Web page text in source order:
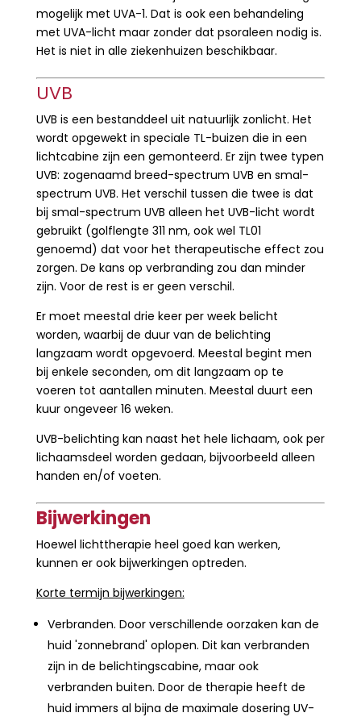
mogelijk met UVA-1. Dat is ook een behandeling
met UVA-licht maar zonder dat psoraleen nodig is.
Het is niet in alle ziekenhuizen beschikbaar.
UVB
UVB is een bestanddeel uit natuurlijk zonlicht. Het
wordt opgewekt in speciale TL-buizen die in een
lichtcabine zijn een gemonteerd. Er zijn twee typen
UVB: zogenaamd breed-spectrum UVB en smal-
spectrum UVB. Het verschil tussen die twee is dat
bij smal-spectrum UVB alleen het UVB-licht wordt
gebruikt (golflengte 311 nm, ook wel TL01
genoemd) dat voor het therapeutische effect zou
zorgen. De kans op verbranding zou dan minder
zijn. Voor de rest is er geen verschil.
Er moet meestal drie keer per week belicht
worden, waarbij de duur van de belichting
langzaam wordt opgevoerd. Meestal begint men
bij enkele seconden, om dit langzaam op te
voeren tot aantallen minuten. Meestal duurt een
kuur ongeveer 16 weken.
UVB-belichting kan naast het hele lichaam, ook per
lichaamsdeel worden gedaan, bijvoorbeeld alleen
handen en/of voeten.
Bijwerkingen
Hoewel lichttherapie heel goed kan werken,
kunnen er ook bijwerkingen optreden.
Korte termijn bijwerkingen:
Verbranden. Door verschillende oorzaken kan de
huid 'zonnebrand' oplopen. Dit kan verbranden
zijn in de belichtingscabine, maar ook
verbranden buiten. Door de therapie heeft de
huid immers al bijna de maximale dosering UV-